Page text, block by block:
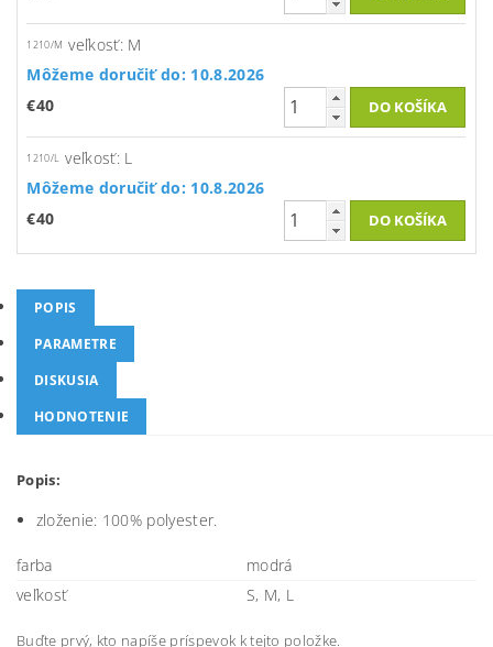
1210/M veľkosť: M
Môžeme doručiť do: 10.8.2026
€40
1210/L veľkosť: L
Môžeme doručiť do: 10.8.2026
€40
POPIS
PARAMETRE
DISKUSIA
HODNOTENIE
Popis:
zloženie: 100% polyester.
farba
modrá
veľkosť
S, M, L
Buďte prvý, kto napíše príspevok k tejto položke.